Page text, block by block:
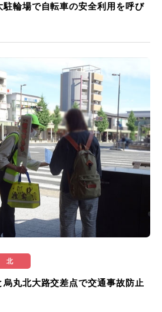
駐輪場で自転車の安全利用を呼び
北
丸北大路交差点で交通事故防止